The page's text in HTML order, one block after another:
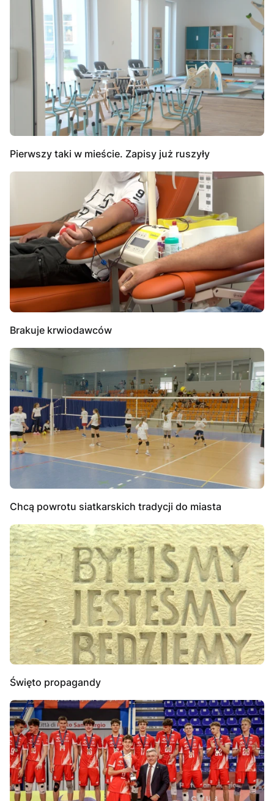
Pierwszy taki w mieście. Zapisy już ruszyły
Brakuje krwiodawców
Chcą powrotu siatkarskich tradycji do miasta
Święto propagandy